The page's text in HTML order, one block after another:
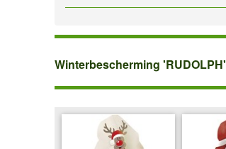
Winterbescherming
Winterbescherming 'RUDOLPH'